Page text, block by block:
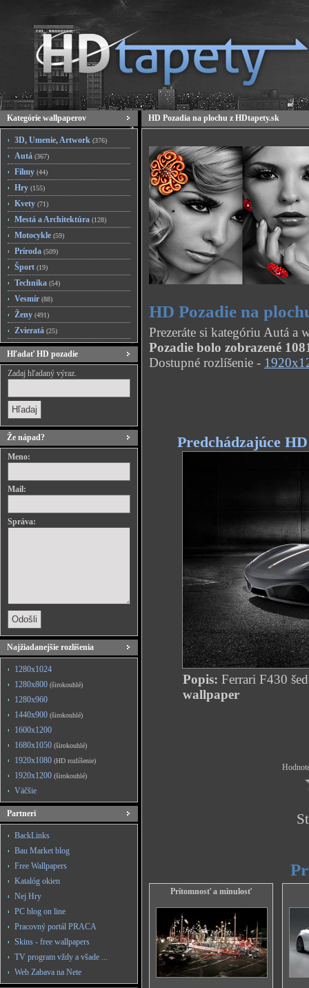
Kategórie wallpaperov
3D, Umenie, Artwork (376)
Autá (367)
Filmy (44)
Hry (155)
Kvety (71)
Mestá a Architektúra (128)
Motocykle (59)
Príroda (509)
Šport (19)
Technika (54)
Vesmír (88)
Ženy (491)
Zvieratá (25)
Hľadať HD pozadie
Zadaj hľadaný výraz.
Že nápad?
Meno:
Mail:
Správa:
Najžiadanejšie rozlíšenia
1280x1024
1280x800 (širokouhlé)
1280x960
1440x900 (širokouhlé)
1600x1200
1680x1050 (širokouhlé)
1920x1080 (HD rozlíšenie)
1920x1200 (širokouhlé)
Väčšie
Partneri
BackLinks
Bau Market blog
Free Wallpapers
Katalóg okien
Nej Hry
PC blog on line
Pracovný portál PRACA
Skins - free wallpapers
TV program vždy a všade ...
Web Zabava na Nete
HD Pozadia na plochu z HDtapety.sk
HD Pozadie na
Prezeráte si kategóriu Autá a
Pozadie bolo zobrazené
Dostupné rozlíšenie -
Predchádzajúce
Popis: Ferrari F430
wallpaper
Prítomnosť a minulosť